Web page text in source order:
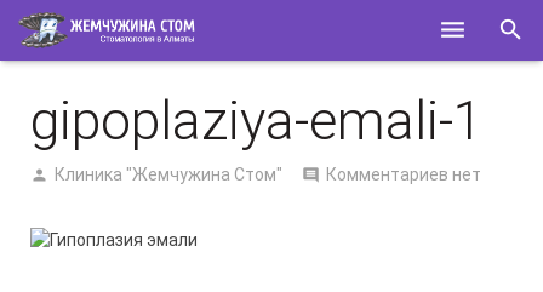
О НАС
gipoplaziya-emali-1
Клиника "Жемчужина Стом" Комментариев нет